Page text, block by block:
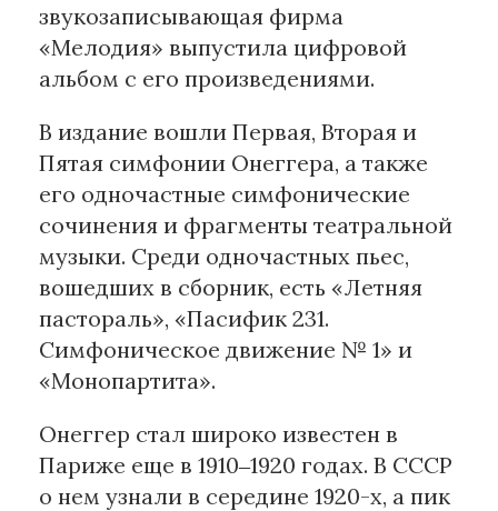
Реклама и маркетинг
Архитектура и урбанистика
Наука и технологии
Образование
Издательское дело
Музыка
Музеи
Материалы партнеров
АКИ
Artists / Художники.РФ
Онлайн патент
Цифровой Сарафан
звукозаписывающая фирма
«Мелодия» выпустила цифровой
альбом с его произведениями.
В издание вошли Первая, Вторая и
Пятая симфонии Онеггера, а также
его одночастные симфонические
сочинения и фрагменты театральной
музыки. Среди одночастных пьес,
вошедших в сборник, есть «Летняя
пастораль», «Пасифик 231.
Симфоническое движение № 1» и
«Монопартита».
Онеггер стал широко известен в
Париже еще в 1910‒1920 годах. В СССР
о нем узнали в середине 1920-х, а пик